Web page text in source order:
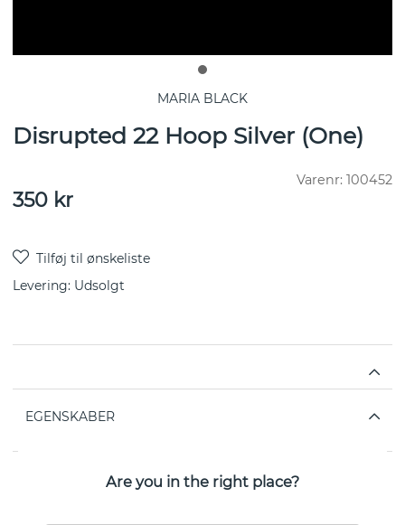
MARIA BLACK
Disrupted 22 Hoop Silver (One)
Varenr: 100452
350 kr
Levering: Udsolgt
EGENSKABER
Are you in the right place?